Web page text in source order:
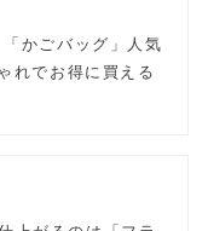
かごバッグ」人気
れでお得に買える